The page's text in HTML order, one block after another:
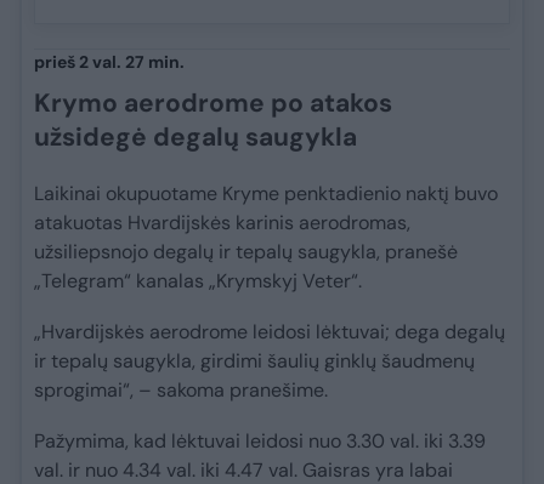
prieš 2 val. 27 min.
Krymo aerodrome po atakos
užsidegė degalų saugykla
Laikinai okupuotame Kryme penktadienio naktį buvo
atakuotas Hvardijskės karinis aerodromas,
užsiliepsnojo degalų ir tepalų saugykla, pranešė
„Telegram“ kanalas „Krymskyj Veter“.
„Hvardijskės aerodrome leidosi lėktuvai; dega degalų
ir tepalų saugykla, girdimi šaulių ginklų šaudmenų
sprogimai“, – sakoma pranešime.
Pažymima, kad lėktuvai leidosi nuo 3.30 val. iki 3.39
val. ir nuo 4.34 val. iki 4.47 val. Gaisras yra labai